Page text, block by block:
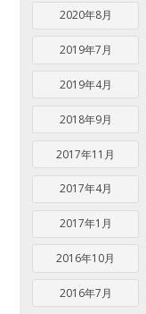
2020年8月
2019年7月
2019年4月
2018年9月
2017年11月
2017年4月
2017年1月
2016年10月
2016年7月